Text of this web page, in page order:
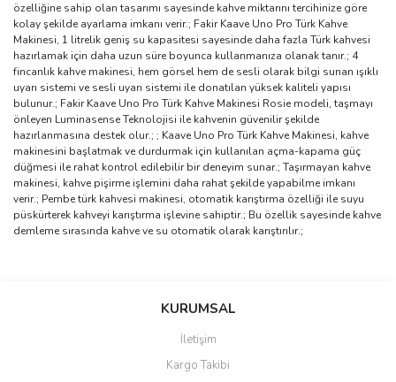
özelliğine sahip olan tasarımı sayesinde kahve miktarını tercihinize göre
kolay şekilde ayarlama imkanı verir.; Fakir Kaave Uno Pro Türk Kahve
Makinesi, 1 litrelik geniş su kapasitesi sayesinde daha fazla Türk kahvesi
hazırlamak için daha uzun süre boyunca kullanmanıza olanak tanır.; 4
fincanlık kahve makinesi, hem görsel hem de sesli olarak bilgi sunan ışıklı
uyarı sistemi ve sesli uyarı sistemi ile donatılan yüksek kaliteli yapısı
bulunur.; Fakir Kaave Uno Pro Türk Kahve Makinesi Rosie modeli, taşmayı
önleyen Luminasense Teknolojisi ile kahvenin güvenilir şekilde
hazırlanmasına destek olur.; ; Kaave Uno Pro Türk Kahve Makinesi, kahve
makinesini başlatmak ve durdurmak için kullanılan açma-kapama güç
düğmesi ile rahat kontrol edilebilir bir deneyim sunar.; Taşırmayan kahve
makinesi, kahve pişirme işlemini daha rahat şekilde yapabilme imkanı
verir.; Pembe türk kahvesi makinesi, otomatik karıştırma özelliği ile suyu
püskürterek kahveyi karıştırma işlevine sahiptir.; Bu özellik sayesinde kahve
demleme sırasında kahve ve su otomatik olarak karıştırılır.;
Bu ürüne ilk yorumu siz yapın!
Ürün resmi kalitesiz, bozuk veya görüntülenemiyor.
KURUMSAL
İletişim
Kargo Takibi